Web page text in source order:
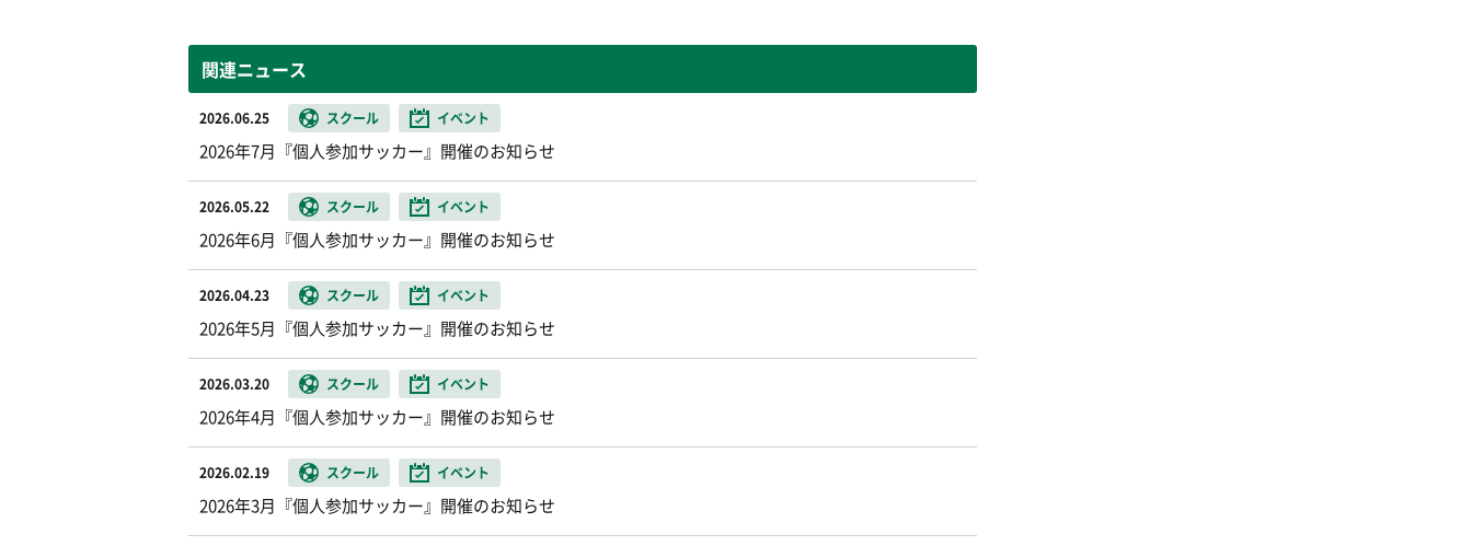
関連ニュース
2026.06.25 スクール イベント
2026年7月『個人参加サッカー』開催のお知らせ
2026.05.22 スクール イベント
2026年6月『個人参加サッカー』開催のお知らせ
2026.04.23 スクール イベント
2026年5月『個人参加サッカー』開催のお知らせ
2026.03.20 スクール イベント
2026年4月『個人参加サッカー』開催のお知らせ
2026.02.19 スクール イベント
2026年3月『個人参加サッカー』開催のお知らせ